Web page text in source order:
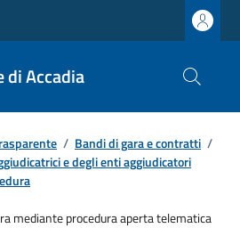
di Accadia
/ Bandi di gara e contratti /
e degli enti aggiudicatori
mediante procedura aperta telematica